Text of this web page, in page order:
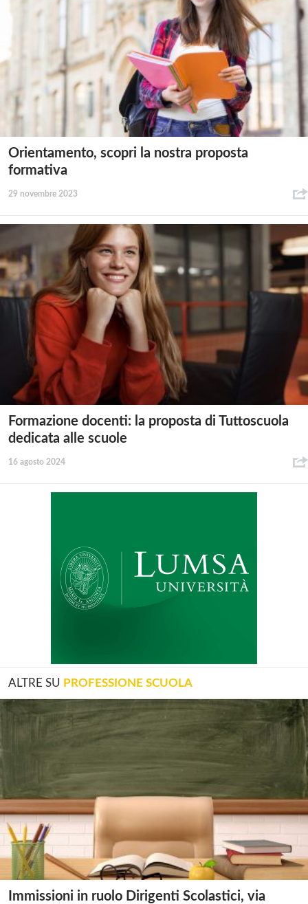
Orientamento, scopri la nostra proposta
formativa
29 novembre 2023
Formazione docenti: la proposta di Tuttoscuola
dedicata alle scuole
16 agosto 2024
ALTRE SU PROFESSIONE SCUOLA
Immissioni in ruolo Dirigenti Scolastici, via